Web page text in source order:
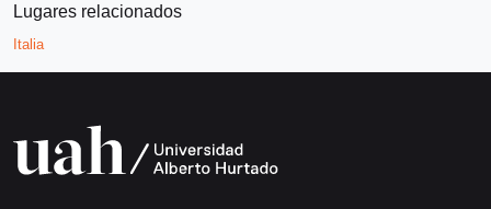
Lugares relacionados
Italia